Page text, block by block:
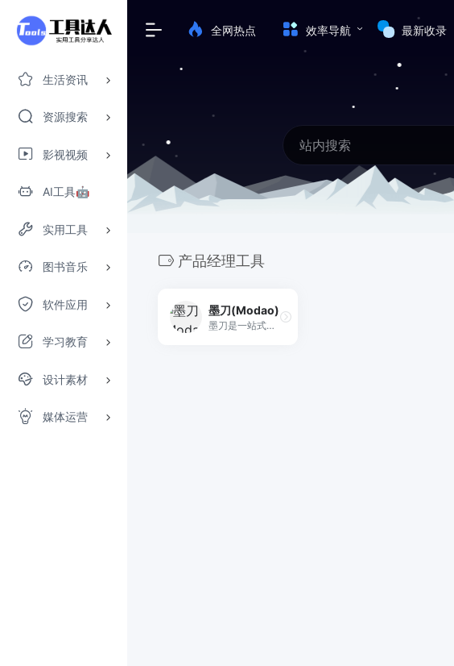
生活资讯
资源搜索
影视视频
AI工具🤖
实用工具
图书音乐
软件应用
学习教育
设计素材
媒体运营
全网热点 效率导航 最新收录
产品经理工具
墨刀(Modao)
墨刀是一站式智能原型设计与产研协作平台，从原型工具升级为覆盖“想法-设计-协作-交付”的产品研发中枢。集成AI原型生成、AIPPT、白板、流程图、思维导图与UI设计能力，支持Axure/Sketch/Figma文件导入，帮助产品、设计、研发团队在云端高效协作，注册即可免费试用。